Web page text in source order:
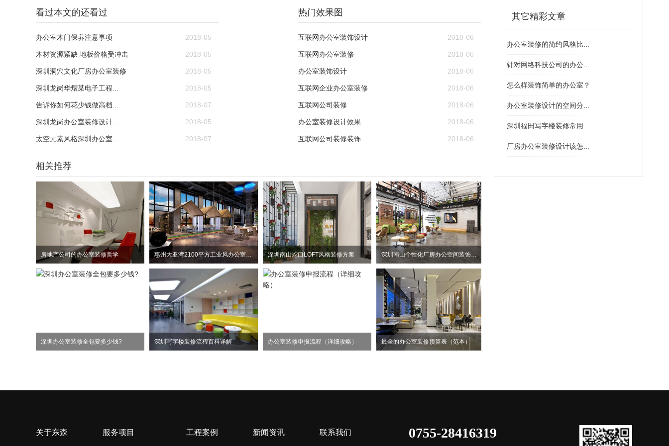
看过本文的还看过
办公室木门保养注意事项 2018-05
木材资源紧缺 地板价格受冲击 2018-05
深圳洞穴文化厂房办公室装修 2018-05
深圳龙岗华熠某电子工程... 2018-05
告诉你如何花少钱做高档... 2018-07
深圳龙岗办公室装修设计... 2018-05
太空元素风格深圳办公室... 2018-07
热门效果图
互联网办公室装饰设计 2018-06
互联网办公室装修 2018-06
办公室装饰设计 2018-06
互联网企业办公室装修 2018-06
互联网公司装修 2018-06
办公室装修设计效果 2018-06
互联网公司装修装饰 2018-06
相关推荐
房地产公司的办公室装修哲学 惠州大亚湾2100平方工业风办公室装修设计项目 深圳南山蛇口LOFT风格装修方案 深圳南山个性化厂房办公空间装饰设计
深圳办公室装修全包要多少钱? 深圳写字楼装修流程百科详解 办公室装修申报流程（详细攻略） 最全的办公室装修预算表（范本）
其它精彩文章
办公室装修的简约风格比...
针对网络科技公司的办公...
怎么样装饰简单的办公室？
办公室装修设计的空间分...
深圳福田写字楼装修常用...
厂房办公室装修设计该怎...
关于东森 服务项目 工程案例 新闻资讯 联系我们 0755-28416319